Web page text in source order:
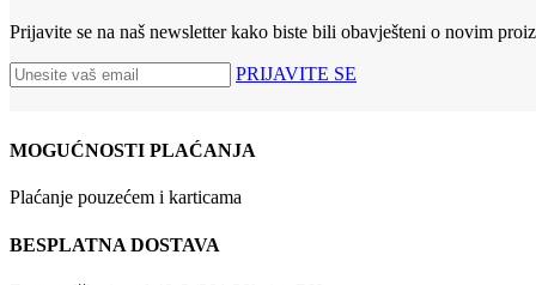
Prijavite se na naš newsletter kako biste bili obavješteni o novim
PRIJAVITE SE
MOGUĆNOSTI PLAĆANJA
Plaćanje pouzećem i karticama
BESPLATNA DOSTAVA